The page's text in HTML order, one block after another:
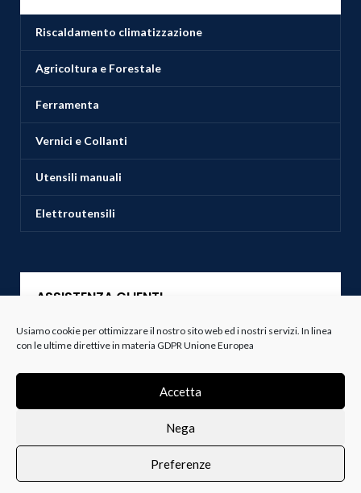
Usiamo cookie per ottimizzare il nostro sito web ed i nostri servizi. In linea
con le ultime direttive in materia GDPR Unione Europea
Accetta
Nega
Preferenze
Riscaldamento climatizzazione
Agricoltura e Forestale
Ferramenta
Vernici e Collanti
Utensili manuali
Elettroutensili
ASSISTENZA CLIENTI
Servizio Clienti
Spedizioni
Resi e Recessi
Termini e Condizioni